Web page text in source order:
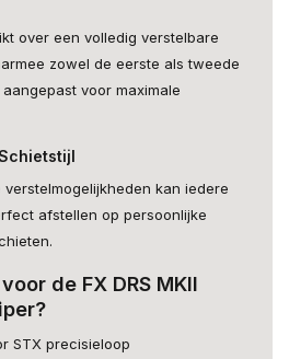
over een volledig verstelbare
zowel de eerste als tweede
voor maximale
kan iedere
afstellen op persoonlijke
de FX DRS MKII
STX precisieloop